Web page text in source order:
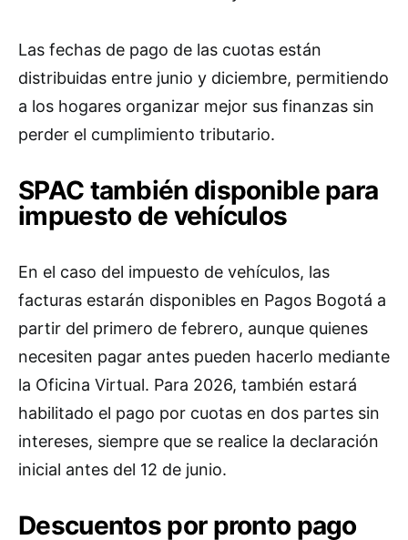
Las fechas de pago de las cuotas están
distribuidas entre junio y diciembre, permitiendo
a los hogares organizar mejor sus finanzas sin
perder el cumplimiento tributario.
SPAC también disponible para
impuesto de vehículos
En el caso del impuesto de vehículos, las
facturas estarán disponibles en Pagos Bogotá a
partir del primero de febrero, aunque quienes
necesiten pagar antes pueden hacerlo mediante
la Oficina Virtual. Para 2026, también estará
habilitado el pago por cuotas en dos partes sin
intereses, siempre que se realice la declaración
inicial antes del 12 de junio.
Descuentos por pronto pago